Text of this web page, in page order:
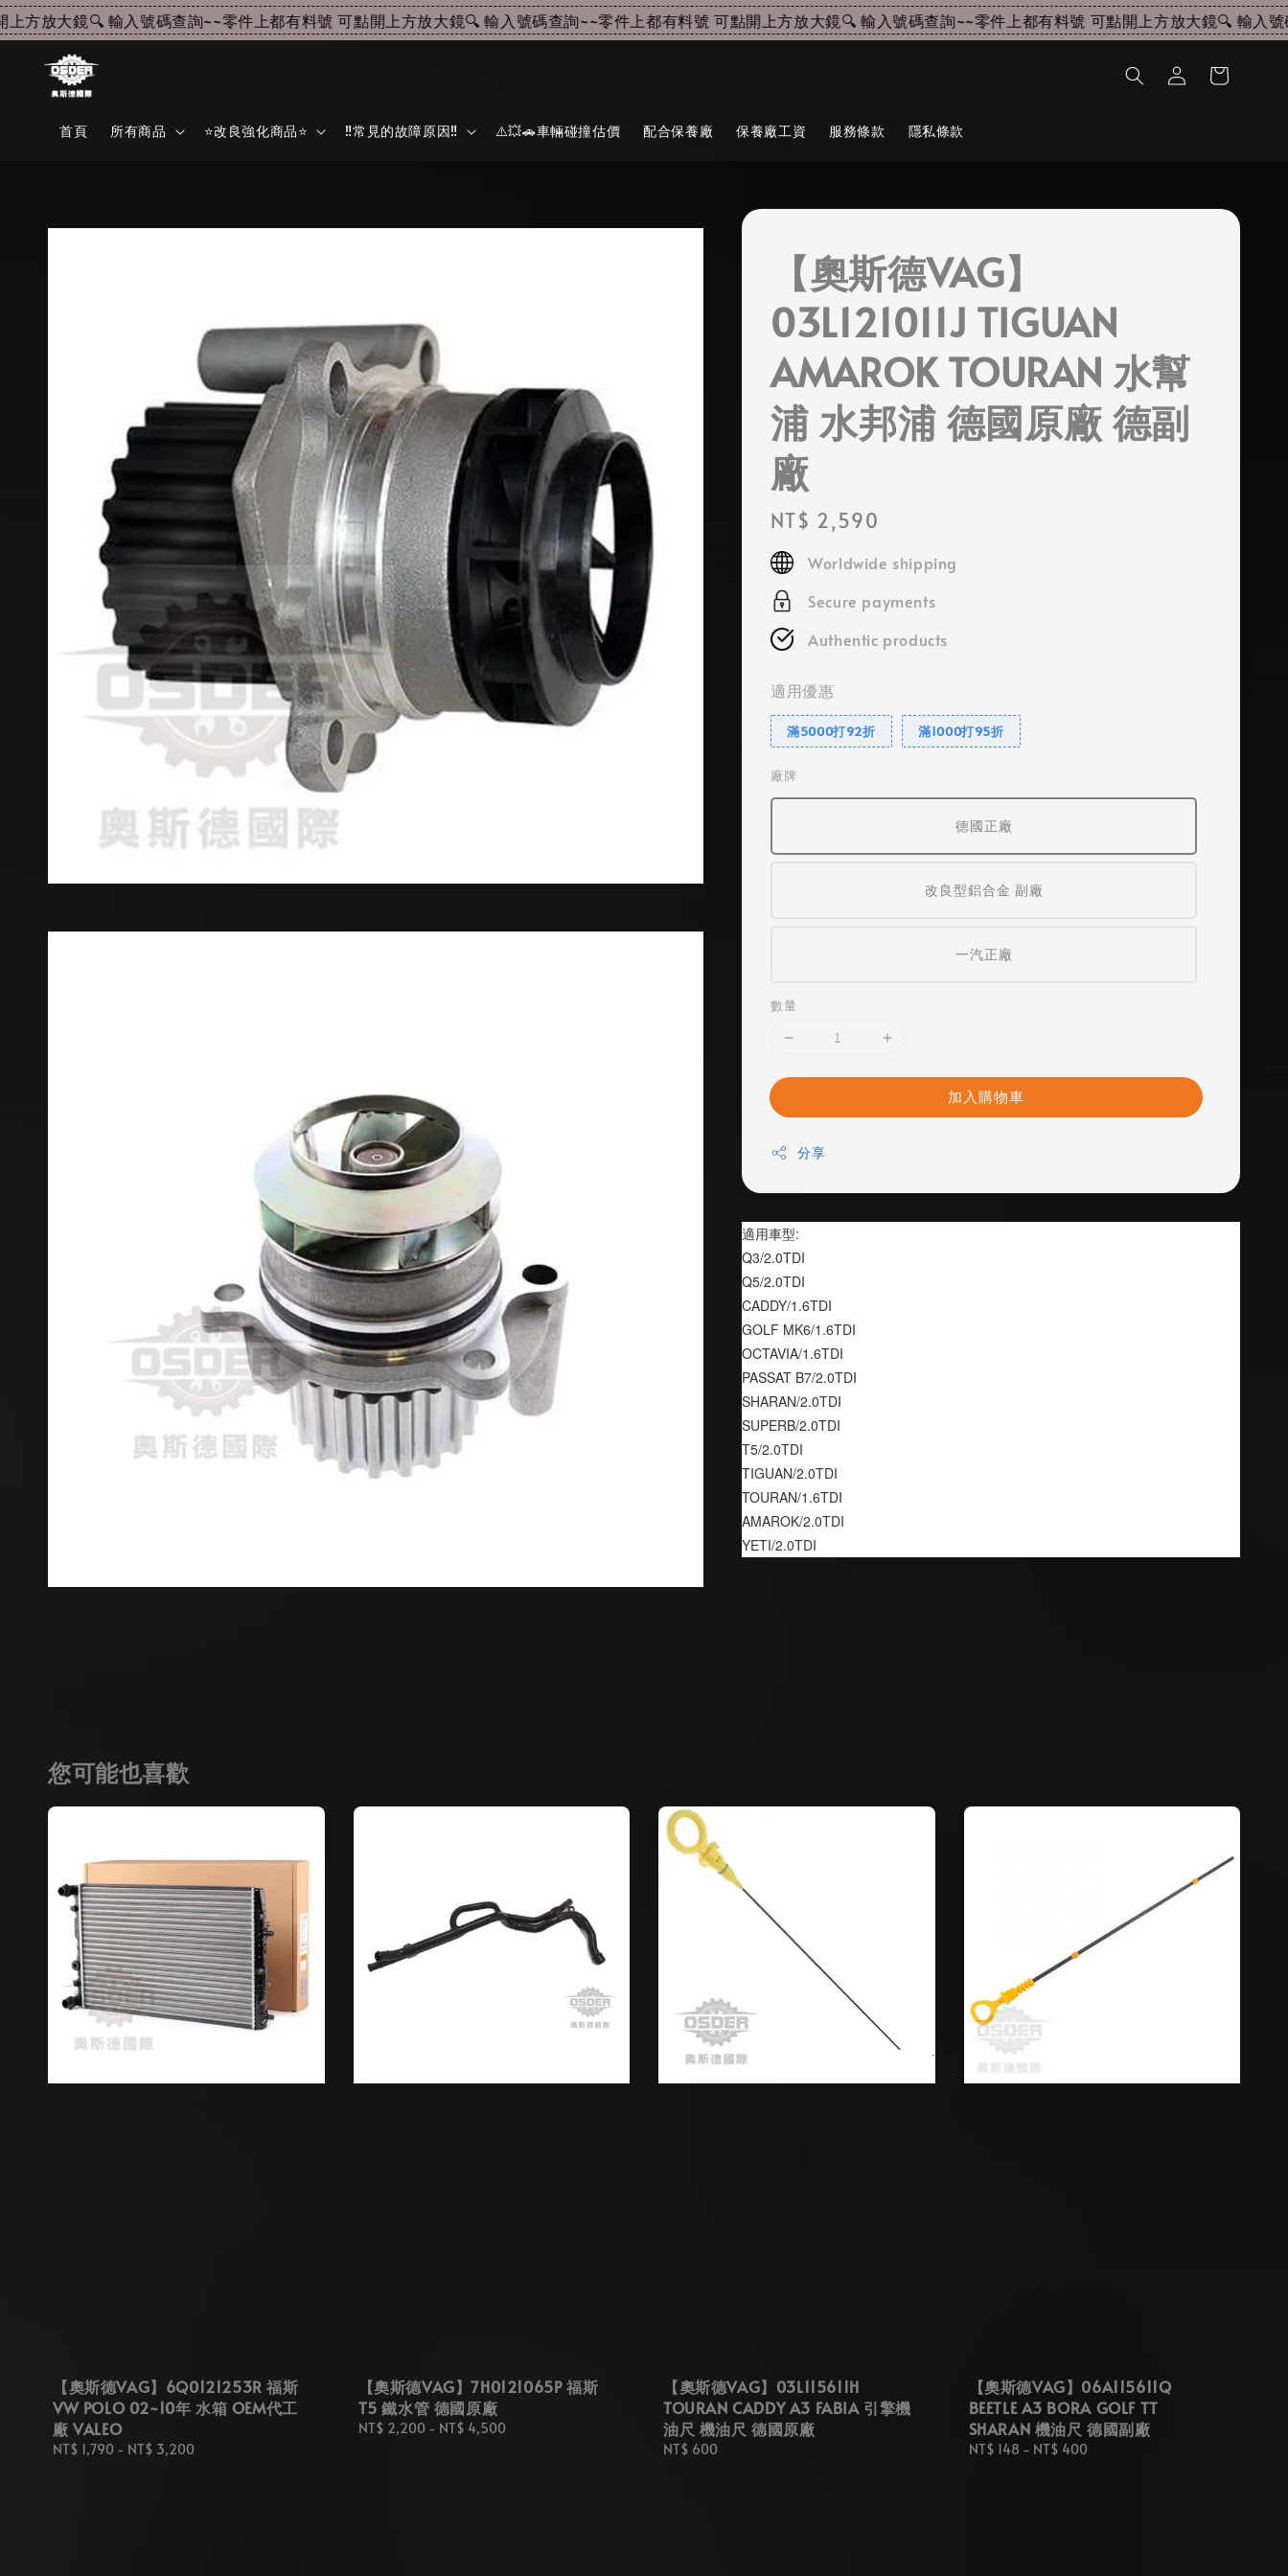
放大鏡🔍 輸入號碼查詢~~零件上都有料號 可點開上方放大鏡🔍 輸入號碼查詢~~零件上都有料號 可點開上方放大鏡🔍 輸入號碼查詢~~零件上都有料號 可點開上方放大鏡🔍 輸入號碼
首頁 所有商品 ⭐改良強化商品⭐ ‼️常見的故障原因‼️ ⚠️💥🚗車輛碰撞估價 配合保養廠 保養廠工資 服務條款 隱私條款
【奧斯德VAG】
03L121011J TIGUAN
AMAROK TOURAN 水幫
浦 水邦浦 德國原廠 德副
廠
Regular
price
NT$ 2,590
Worldwide shipping
Secure payments
Authentic products
適用優惠
滿5000打92折 滿1000打95折
廠牌
德國正廠
改良型鋁合金 副廠
一汽正廠
數量
加入購物車
分享
適用車型:
Q3/2.0TDI
Q5/2.0TDI
CADDY/1.6TDI
GOLF MK6/1.6TDI
OCTAVIA/1.6TDI
PASSAT B7/2.0TDI
SHARAN/2.0TDI
SUPERB/2.0TDI
T5/2.0TDI
TIGUAN/2.0TDI
TOURAN/1.6TDI
AMAROK/2.0TDI
YETI/2.0TDI
您可能也喜歡
【奧斯德VAG】6Q0121253R 福斯
VW POLO 02~10年 水箱 OEM代工
廠 VALEO
Regular
NT$ 1,790 - NT$ 3,200
【奧斯德VAG】7H0121065P 福斯
T5 鐵水管 德國原廠
Regular
NT$ 2,200- NT$ 4,500
【奧斯德VAG】03L115611H
TOURAN CADDY A3 FABIA 引擎機
油尺 機油尺 德國原廠
Regular
NT$ 600
【奧斯德VAG】06A115611Q
BEETLE A3 BORA GOLF TT
SHARAN 機油尺 德國副廠
Regular
NT$ 148 - NT$ 400